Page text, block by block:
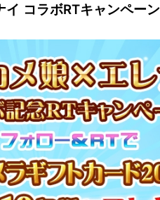
コラボRTキャンペーン